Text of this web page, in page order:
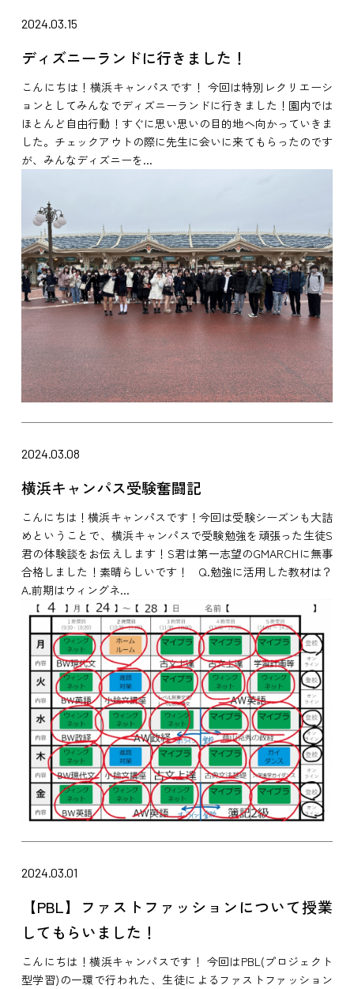
2024.03.15
ディズニーランドに行きました！
こんにちは！横浜キャンパスです！ 今回は特別レクリエーシ
ョンとしてみんなでディズニーランドに行きました！園内では
ほとんど自由行動！すぐに思い思いの目的地へ向かっていきま
した。チェックアウトの際に先生に会いに来てもらったのです
が、みんなディズニーを...
2024.03.08
横浜キャンパス受験奮闘記
こんにちは！横浜キャンパスです！今回は受験シーズンも大詰
めということで、横浜キャンパスで受験勉強を頑張った生徒S
君の体験談をお伝えします！S君は第一志望のGMARCHに無事
合格しました！素晴らしいです！ Q.勉強に活用した教材は？
A.前期はウィングネ...
2024.03.01
【PBL】ファストファッションについて授業
してもらいました！
こんにちは！横浜キャンパスです！ 今回はPBL(プロジェクト
型学習)の一環で行われた、生徒によるファストファッション